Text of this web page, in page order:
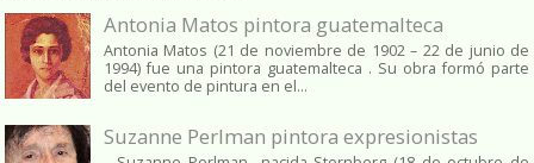
Antonia Matos pintora guatemalteca
Antonia Matos (21 de noviembre de 1902 – 22 de junio de
1994) fue una pintora guatemalteca . Su obra formó parte
del evento de pintura en el...
Suzanne Perlman pintora expresionistas